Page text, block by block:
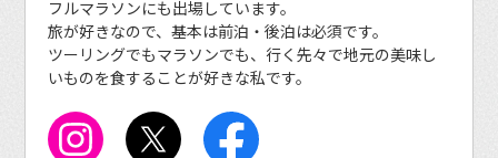
フルマラソンにも出場しています。
旅が好きなので、基本は前泊・後泊は必須です。
ツーリングでもマラソンでも、行く先々で地元の美味し
いものを食することが好きな私です。